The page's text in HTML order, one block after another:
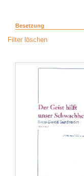
Besetzung
Filter löschen